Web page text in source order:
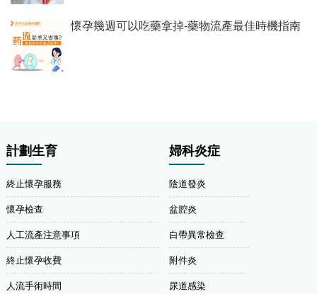
懷孕幾週可以吃藥拿掉-藥物流產最佳時機指南
計劃生育
終止懷孕服務
懷孕檢查
人工流產注意事項
終止懷孕收費
人流手術時間
婦科炎症
陰道發炎
盆腔炎
白帶異常檢查
附件炎
尿道感染